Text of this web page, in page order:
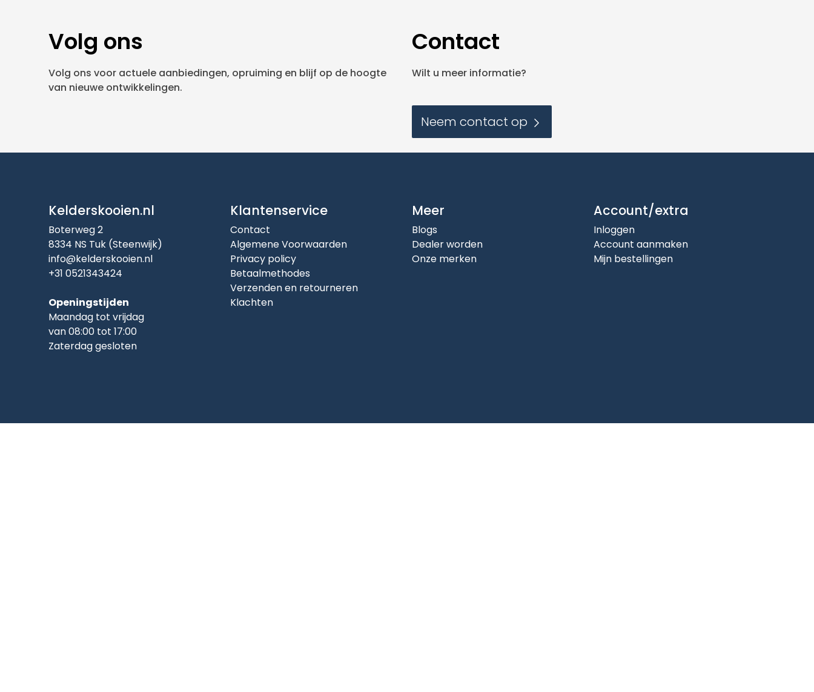
Volg ons
Volg ons voor actuele aanbiedingen, opruiming en blijf op de hoogte
van nieuwe ontwikkelingen.
Contact
Wilt u meer informatie?
Neem contact op
Kelderskooien.nl
Boterweg 2
8334 NS Tuk (Steenwijk)
info@kelderskooien.nl
+31 0521343424
Openingstijden
Maandag tot vrijdag
van 08:00 tot 17:00
Zaterdag gesloten
Klantenservice
Contact
Algemene Voorwaarden
Privacy policy
Betaalmethodes
Verzenden en retourneren
Klachten
Meer
Blogs
Dealer worden
Onze merken
Account/extra
Inloggen
Account aanmaken
Mijn bestellingen